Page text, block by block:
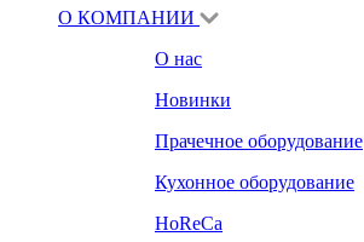
О КОМПАНИИ
О нас
Новинки
Прачечное оборудование
Кухонное оборудование
HoReCa